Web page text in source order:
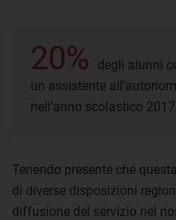
20%
degli alunni
un assistente
nell’anno scolastico
Tenendo presente che
di diverse disposizioni
diffusione del servizio nel